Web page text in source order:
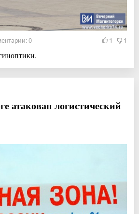
0 1 1
атакован логистический